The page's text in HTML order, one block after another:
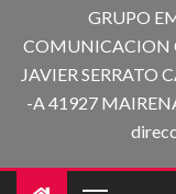
GRUPO
COMUNICACION
JAVIER SERRATO
-A 41927